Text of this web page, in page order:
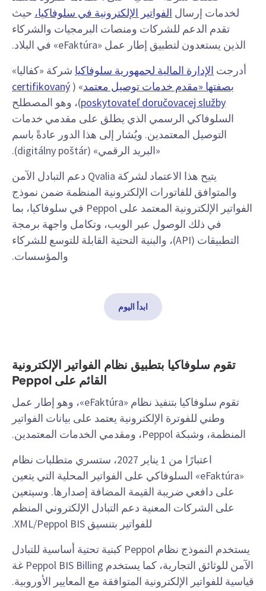
لخدمات إرسال الفواتير الإلكترونية في سلوفاكيا، حيث
تقدم الدعم للشركات ومنصات البرمجيات والشركاء
الذين يستعدون لتطبيق إطار عمل «eFaktúra» في البلاد.
أدرجت الإدارة المالية لجمهورية سلوفاكيا شركة «كفاليا»
بصفتها «مقدم خدمات توصيل معتمد» (
certifikovaný
poskytovateľ doručovacej služby)، وهو المصطلح
السلوفاكي الرسمي الذي يطلق على مقدمي خدمات
التوصيل المعتمدين. ويُشار إلى هذا الدور عادةً باسم
«البريد الرقمي» (digitálny poštár).
يتيح هذا الاعتماد لشركة Qvalia دعم التبادل الآمن
والمتوافق للفاتورات الإلكترونية المنظمة ضمن نموذج
الفواتير الإلكترونية المعتمد على Peppol في سلوفاكيا، بما
في ذلك الوصول عبر الويب، وتكامل واجهة برمجة
التطبيقات (API)، والبنية التحتية القابلة للتوسع للشركاء
والمؤسسات.
ابدأ اليوم
تقوم سلوفاكيا بتطبيق نظام الفواتير الإلكترونية
القائم على Peppol
تقوم سلوفاكيا بتنفيذ نظام «eFaktúra»، وهو إطار عمل
وطني للفوترة الإلكترونية يعتمد على بيانات الفواتير
المنظمة، وشبكة Peppol، ومقدمي الخدمات المعتمدين.
اعتبارًا من 1 يناير 2027، ستسري متطلبات نظام
«eFaktúra» السلوفاكي على الفواتير المحلية التي يتعين
على دافعي ضريبة القيمة المضافة إصدارها. وسيتعين
على الشركات المعنية دعم التبادل الإلكتروني المنظم
للفواتير بتنسيق XML/Peppol BIS.
يستخدم النموذج نظام Peppol كبنية تحتية أساسية للتبادل
الآمن للوثائق التجارية، كما يستخدم Peppol BIS Billing غة
قياسية للفواتير الإلكترونية المتوافقة مع المعايير الأوروبية.